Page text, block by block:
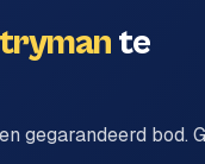
te
gegarandeerd bod.